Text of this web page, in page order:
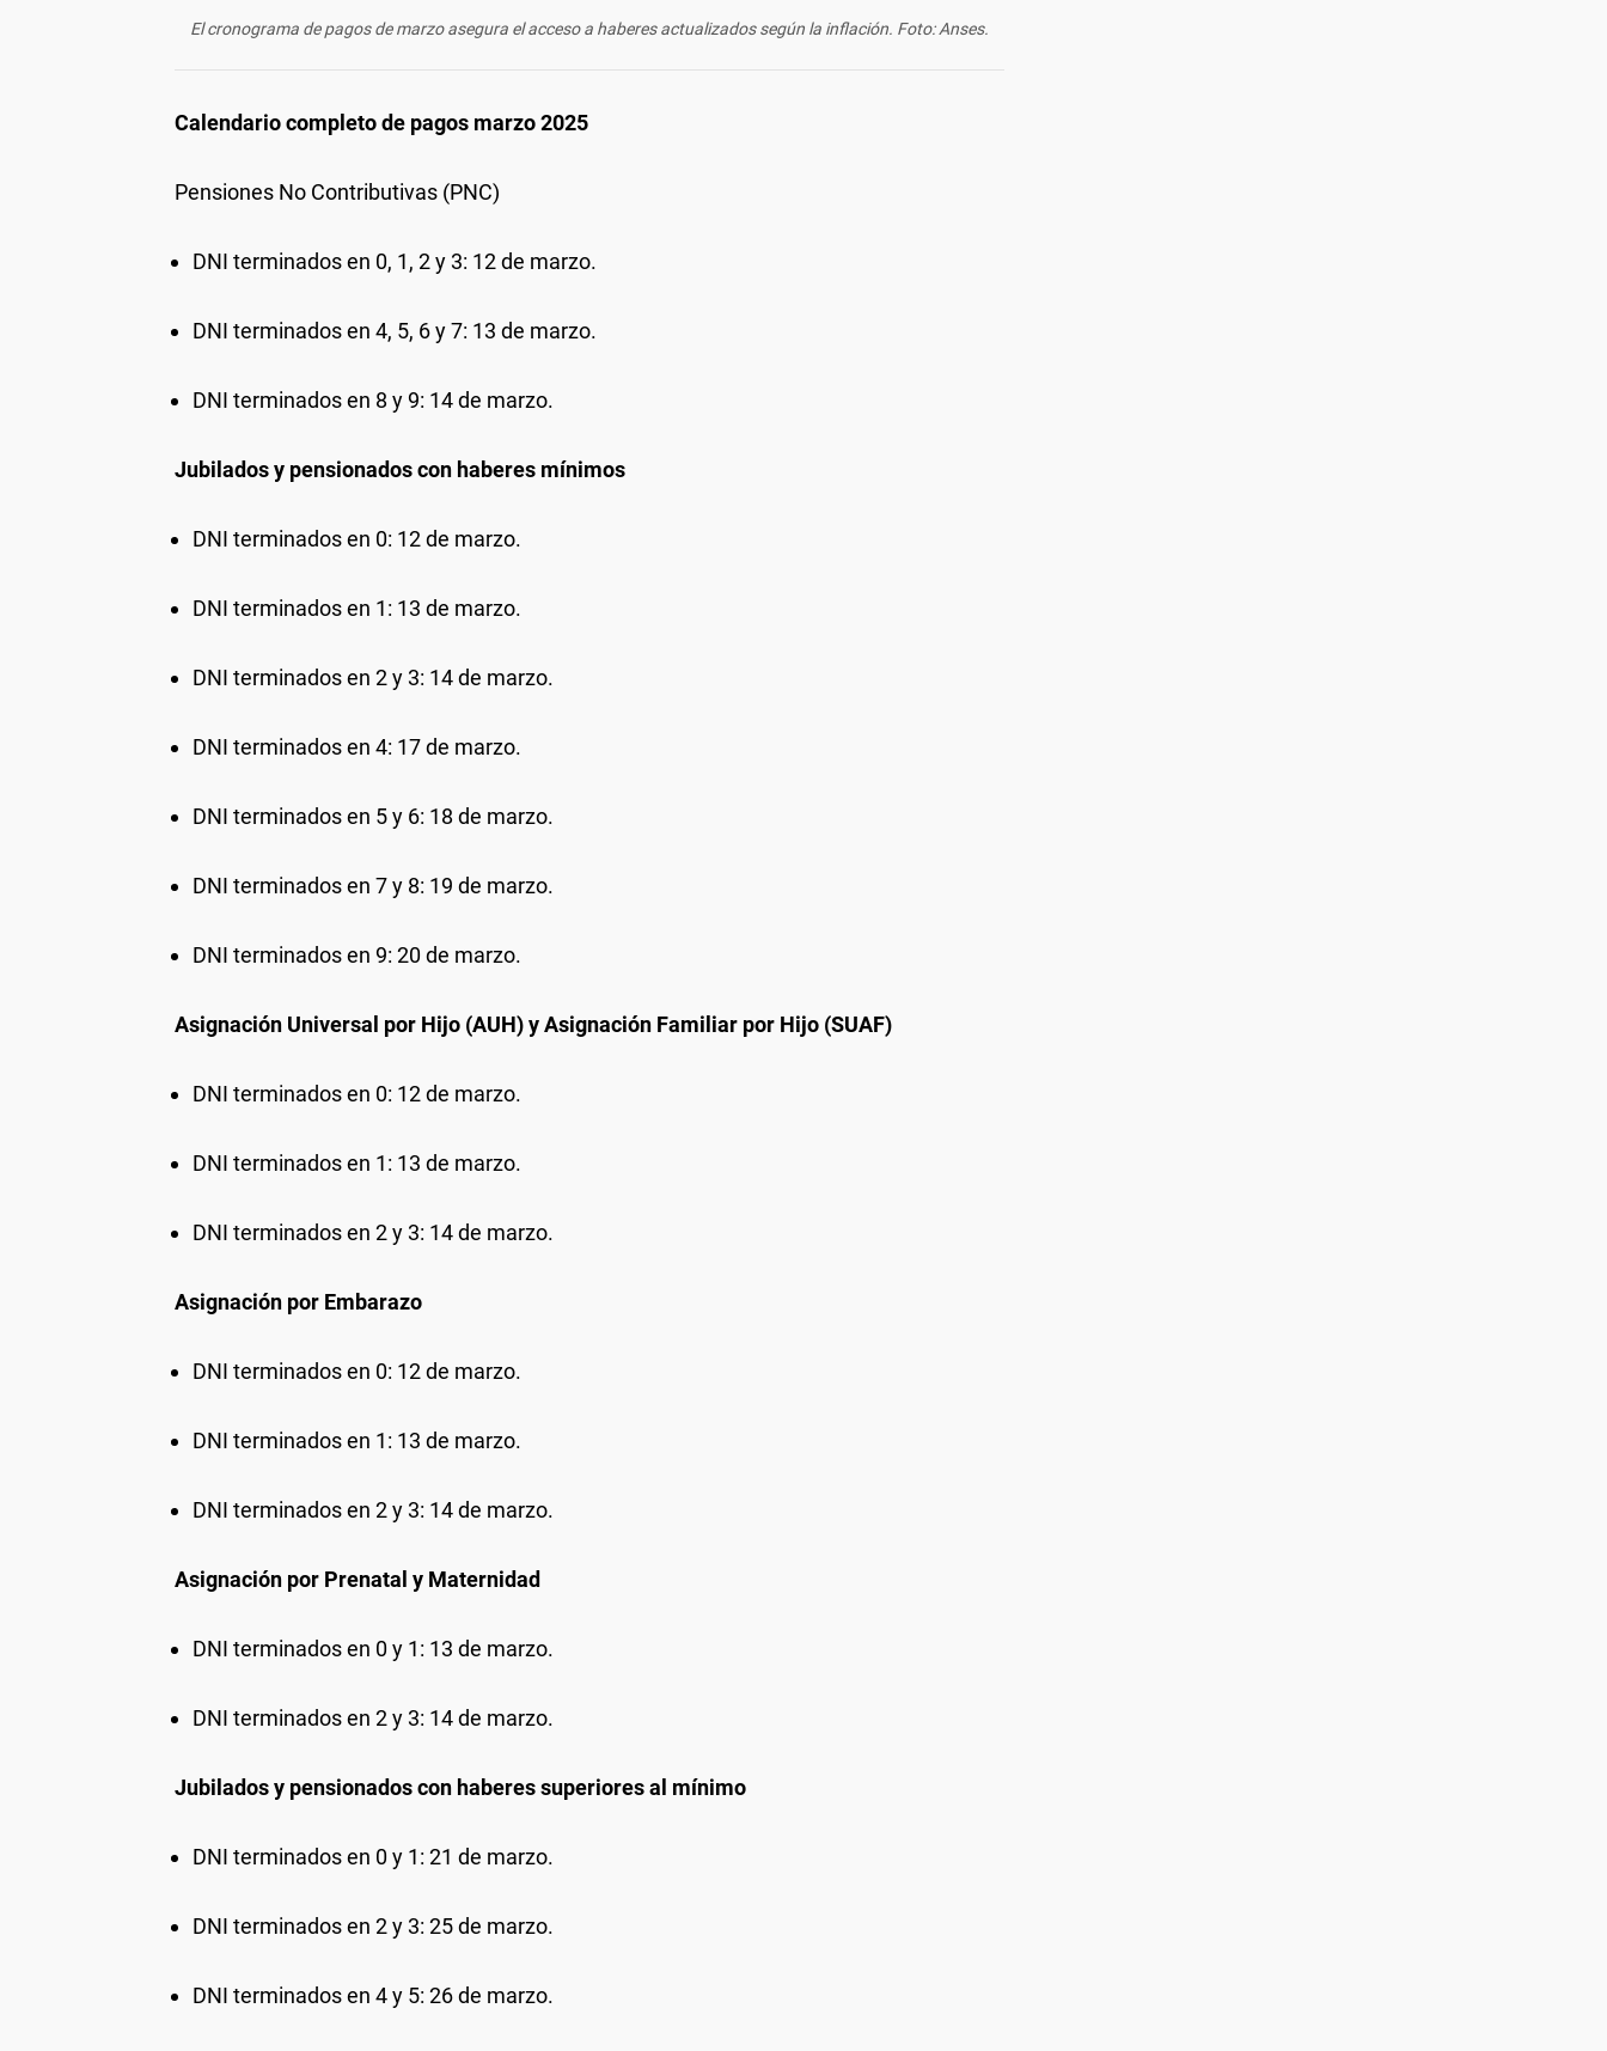
El cronograma de pagos de marzo asegura el acceso a haberes actualizados según la inflación. Foto: Anses.
Calendario completo de pagos marzo 2025
Pensiones No Contributivas (PNC)
DNI terminados en 0, 1, 2 y 3: 12 de marzo.
DNI terminados en 4, 5, 6 y 7: 13 de marzo.
DNI terminados en 8 y 9: 14 de marzo.
Jubilados y pensionados con haberes mínimos
DNI terminados en 0: 12 de marzo.
DNI terminados en 1: 13 de marzo.
DNI terminados en 2 y 3: 14 de marzo.
DNI terminados en 4: 17 de marzo.
DNI terminados en 5 y 6: 18 de marzo.
DNI terminados en 7 y 8: 19 de marzo.
DNI terminados en 9: 20 de marzo.
Asignación Universal por Hijo (AUH) y Asignación Familiar por Hijo (SUAF)
DNI terminados en 0: 12 de marzo.
DNI terminados en 1: 13 de marzo.
DNI terminados en 2 y 3: 14 de marzo.
Asignación por Embarazo
DNI terminados en 0: 12 de marzo.
DNI terminados en 1: 13 de marzo.
DNI terminados en 2 y 3: 14 de marzo.
Asignación por Prenatal y Maternidad
DNI terminados en 0 y 1: 13 de marzo.
DNI terminados en 2 y 3: 14 de marzo.
Jubilados y pensionados con haberes superiores al mínimo
DNI terminados en 0 y 1: 21 de marzo.
DNI terminados en 2 y 3: 25 de marzo.
DNI terminados en 4 y 5: 26 de marzo.